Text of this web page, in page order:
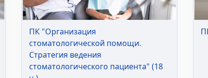
ПК "Организация
стоматологической помощи.
Стратегия ведения
стоматологического пациента" (18